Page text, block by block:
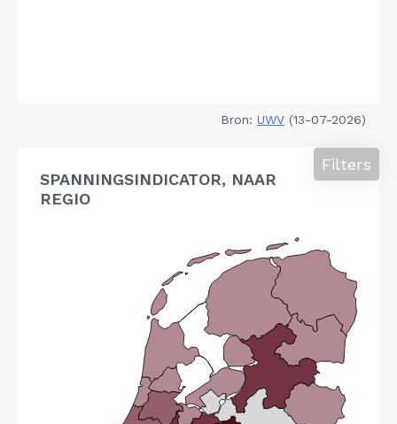
Bron: UWV (13-07-2026)
SPANNINGSINDICATOR, NAAR
REGIO
Filters